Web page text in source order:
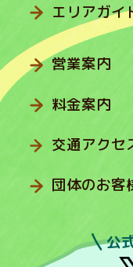
エリアガイ
営業案内
料金案内
交通アクセ
団体のお客
公